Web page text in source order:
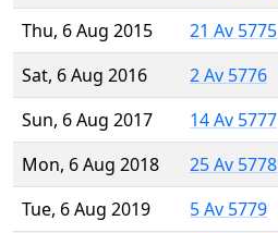
Thu, 6 Aug 2015
21 Av 5775
Sat, 6 Aug 2016
2 Av 5776
Sun, 6 Aug 2017
14 Av 5777
Mon, 6 Aug 2018
25 Av 5778
Tue, 6 Aug 2019
5 Av 5779